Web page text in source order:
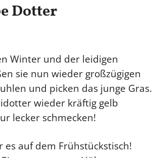
Dotter
Winter und der leidigen
sie nun wieder großzügigen
und picken das junge Gras.
wieder kräftig gelb
lecker schmecken!
auf dem Frühstückstisch!